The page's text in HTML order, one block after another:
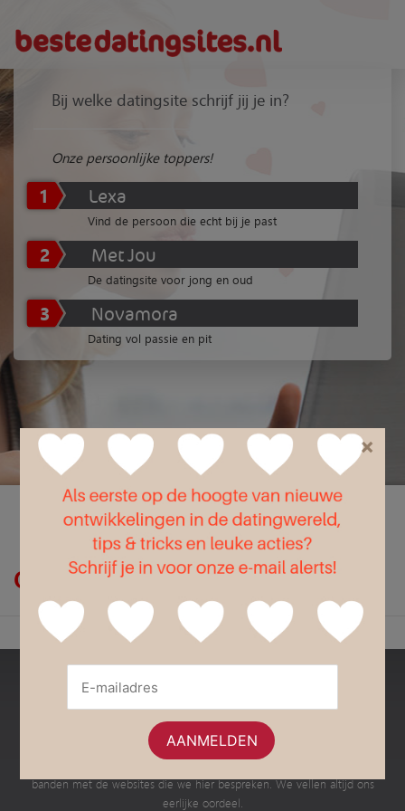
Bij welke datingsite schrijf jij je in?
Onze persoonlijke toppers!
1 Lexa
Vind de persoon die echt bij je past
2 Met Jou
De datingsite voor jong en oud
3 Novamora
Dating vol passie en pit
Flirt Liefde Seks
Op zoek naar wokefish?
Bestedatingsites.nl
Dit is een onafhankelijke website met informatie en advies over de
verschillende Nederlandse datingsites en dating apps. Wij hebben geen
banden met de websites die we hier bespreken. We vellen altijd ons
eerlijke oordeel.
×